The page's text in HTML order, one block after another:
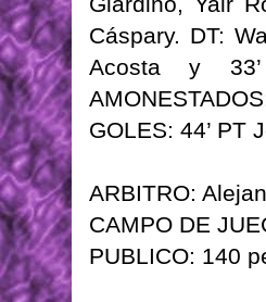
Cáspary. DT:
Acosta y
GOLES: 44’ PT
ARBITRO:
CAMPO DE
PUBLICO: 140